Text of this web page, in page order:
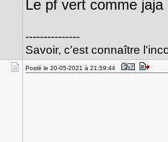
Le pf vert comme jaja
---------------
Savoir, c'est connaître
Posté le 20-05-2021 à 21:59:44